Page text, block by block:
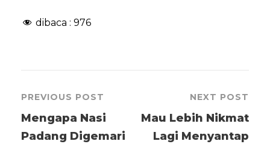
dibaca : 976
PREVIOUS POST
Mengapa Nasi
Padang Digemari
NEXT POST
Mau Lebih Nikmat
Lagi Menyantap